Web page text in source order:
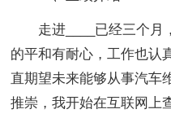
走进____已经三个月
的平和有耐心，工作也认
直期望未来能够从事汽车
推崇，我开始在互联网上